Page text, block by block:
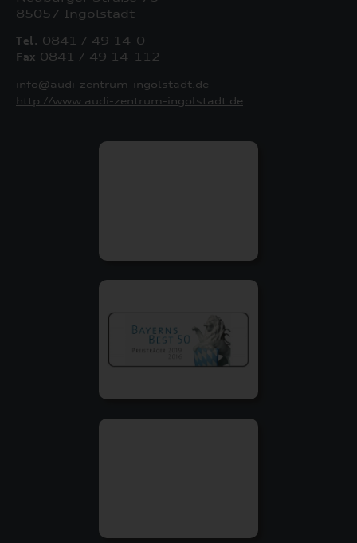
85057 Ingolstadt
Tel. 0841 / 49 14-0
Fax 0841 / 49 14-112
info@audi-zentrum-ingolstadt.de
http://www.audi-zentrum-ingolstadt.de